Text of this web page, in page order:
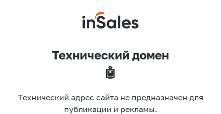
Технический домен
🤖
Технический адрес сайта не предназначен для
публикации и рекламы.